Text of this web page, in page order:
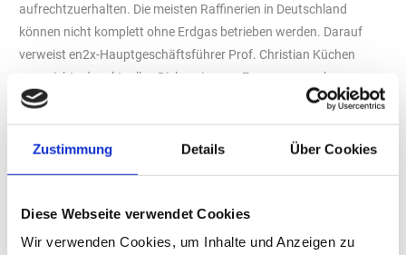
Zustimmung Details Über Cookies
Diese Webseite verwendet Cookies
Wir verwenden Cookies, um Inhalte und Anzeigen zu
aufrechtzuerhalten. Die meisten Raffinerien in Deutschland
können nicht komplett ohne Erdgas betrieben werden. Darauf
verweist en2x-Hauptgeschäftsführer Prof. Christian Küchen
angesichts der aktuellen Diskussion zur Frage, an wen knappe
Erdgasmengen zukünftig bevorzugt gehen sollten. „Wo Erdgas in
Raffinerien ersetzt werden kann, haben wir es bereits ersetzt oder
werden das kurzfristig tun, wenn die entsprechenden
Erdgas wird in Raffinerien unter anderem für die Herstellung von
Wasserstoff benötigt, der für die Produktion von schwefelarmem